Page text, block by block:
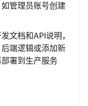
管理员账号创建
文档和API说明，
端逻辑或添加新
署到生产服务